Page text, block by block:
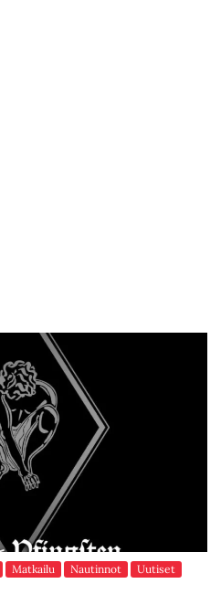
Matkailu Nautinnot
Uutiset